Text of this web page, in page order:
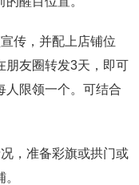
传，并配上店铺位
朋友圈转发3天，即可
人限领一个。可结合
，准备彩旗或拱门或